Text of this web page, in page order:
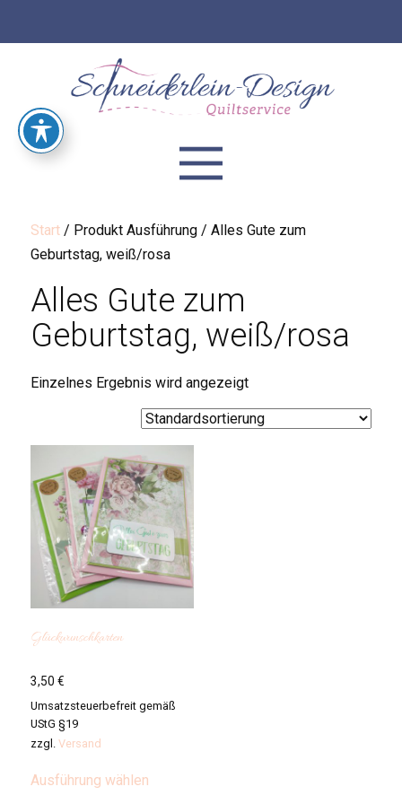
Start / Produkt Ausführung / Alles Gute zum
Geburtstag, weiß/rosa
Alles Gute zum
Geburtstag, weiß/rosa
Einzelnes Ergebnis wird angezeigt
Glückwunschkarten
3,50€
Umsatzsteuerbefreit gemäß
UStG §19
zzgl.Versand
Ausführung wählen